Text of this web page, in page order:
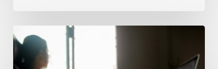
Autenticação
de
documentos